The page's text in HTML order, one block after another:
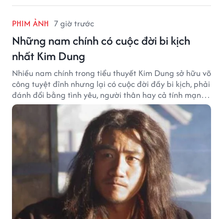
PHIM ẢNH 7 giờ trước
Những nam chính có cuộc đời bi kịch
nhất Kim Dung
Nhiều nam chính trong tiểu thuyết Kim Dung sở hữu võ
công tuyệt đỉnh nhưng lại có cuộc đời đầy bi kịch, phải
đánh đổi bằng tình yêu, người thân hay cả tính mạng,
khiến độc giả không khỏi tiếc nuối.